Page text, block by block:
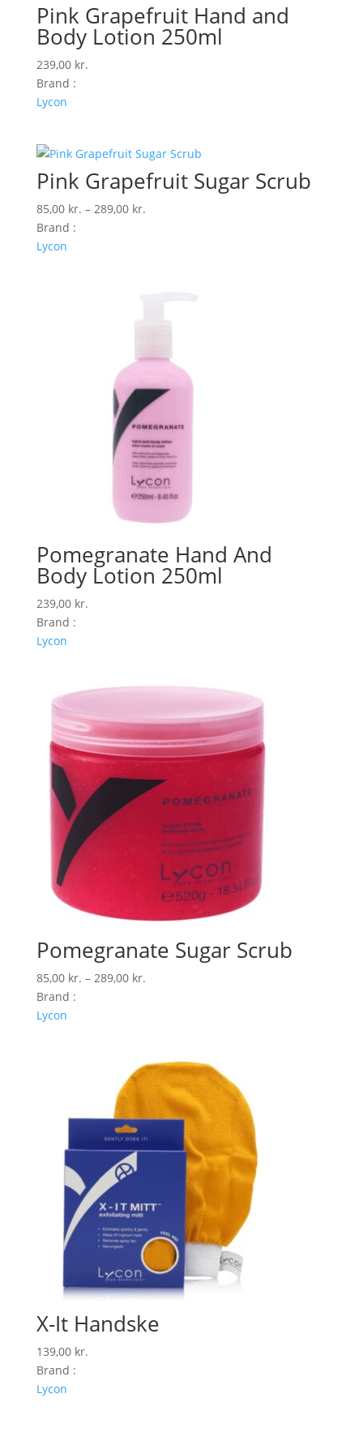
Pink Grapefruit Hand and
Body Lotion 250ml
239,00 kr.
Brand :
Lycon
Pink Grapefruit Sugar Scrub
85,00 kr. – 289,00 kr.Prisinterval:
Brand :
Lycon
Pomegranate Hand And
Body Lotion 250ml
239,00 kr.
Brand :
Lycon
Pomegranate Sugar Scrub
85,00 kr. – 289,00 kr.
Brand :
Lycon
X-It Handske
139,00 kr.
Brand :
Lycon